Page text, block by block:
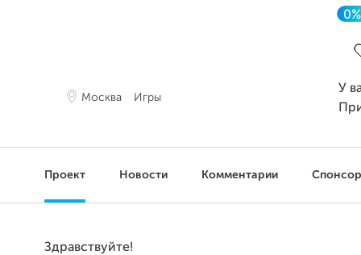
Москва Игры
0%
У
Проект Новости Комментарии
Здравствуйте!